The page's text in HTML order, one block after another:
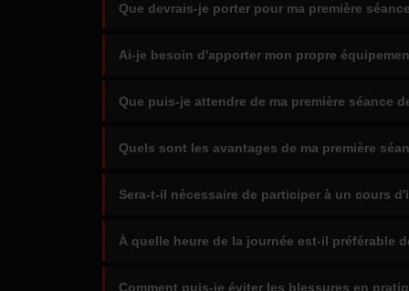
Que devrais-je porter pour ma première
Ai-je besoin d'apporter mon propre
Que puis-je attendre de ma première séance
Quels sont les avantages de ma première
Sera-t-il nécessaire de participer à un cours
À quelle heure de la journée est-il préférable
Comment puis-je éviter les blessures en